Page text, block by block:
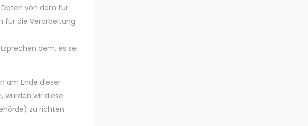
Daten von dem für
für die Verarbeitung
dem, es sei
am Ende dieser
würden wir diese
zu richten.